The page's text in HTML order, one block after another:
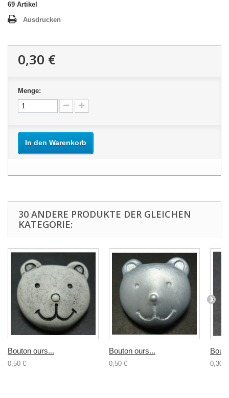
69 Artikel
Ausdrucken
0,30 €
Menge:
In den Warenkorb
30 ANDERE PRODUKTE DER GLEICHEN
KATEGORIE:
Bouton ours...
0,50 €
Bouton ours...
0,50 € 0,30 €